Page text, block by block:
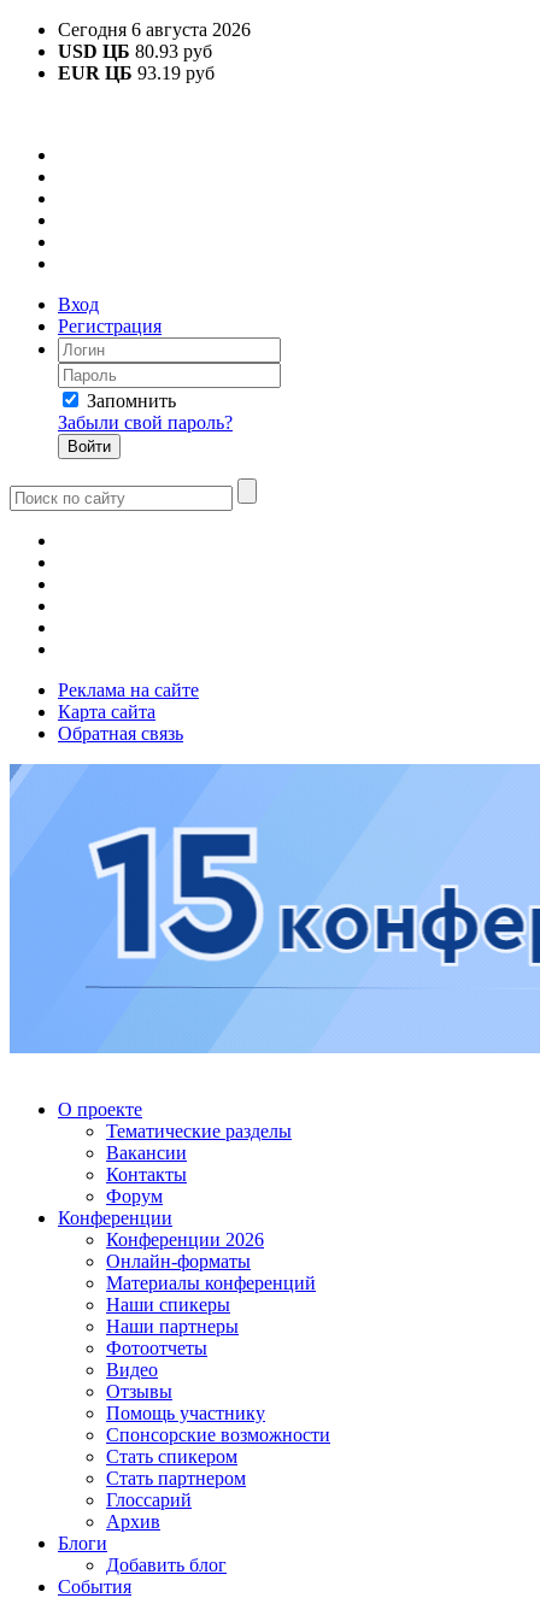
Сегодня 6 августа 2026
USD ЦБ 80.93 руб
EUR ЦБ 93.19 руб
Вход
Регистрация
Запомнить
Забыли свой пароль?
Реклама на сайте
Карта сайта
Обратная связь
О проекте
Тематические разделы
Вакансии
Контакты
Форум
Конференции
Конференции 2026
Онлайн-форматы
Материалы конференций
Наши спикеры
Наши партнеры
Фотоотчеты
Видео
Отзывы
Помощь участнику
Спонсорские возможности
Стать спикером
Стать партнером
Глоссарий
Архив
Блоги
Добавить блог
События